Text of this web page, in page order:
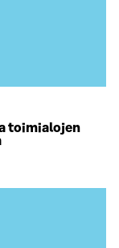
toimialojen